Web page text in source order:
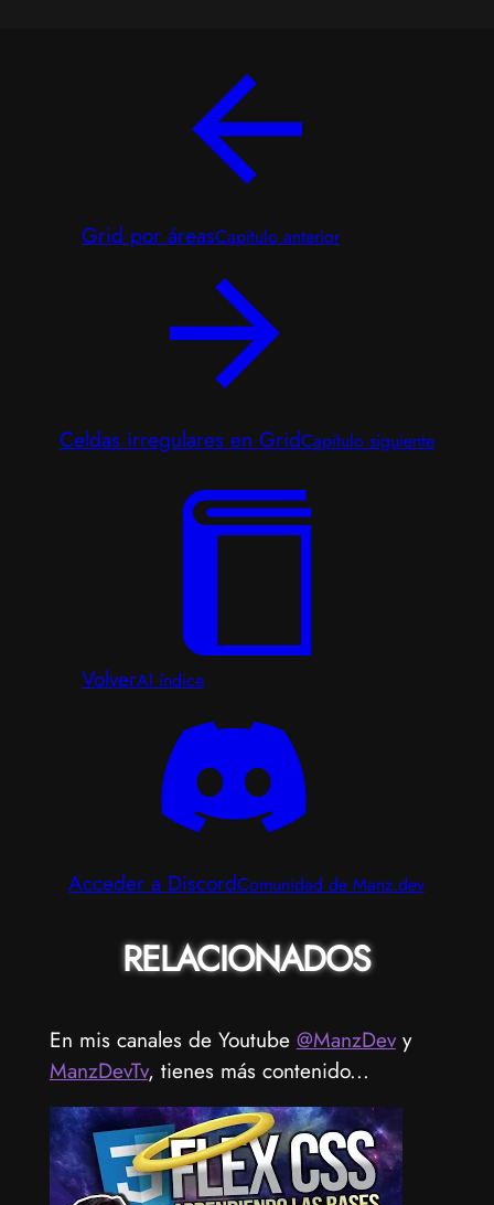
Grid por áreasCapítulo anterior
Celdas irregulares en GridCapítulo siguiente
VolverAl índice
Acceder a DiscordComunidad de Manz.dev
RELACIONADOS
En mis canales de Youtube @ManzDevy
ManzDevTv, tienes más contenido...